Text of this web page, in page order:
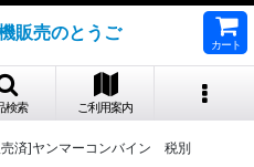
販売のとうご
カート
検索 ご利用案内
済]ヤンマーコンバイン 税別